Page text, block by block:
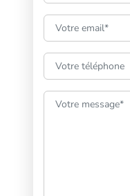
Email :
Téléphone